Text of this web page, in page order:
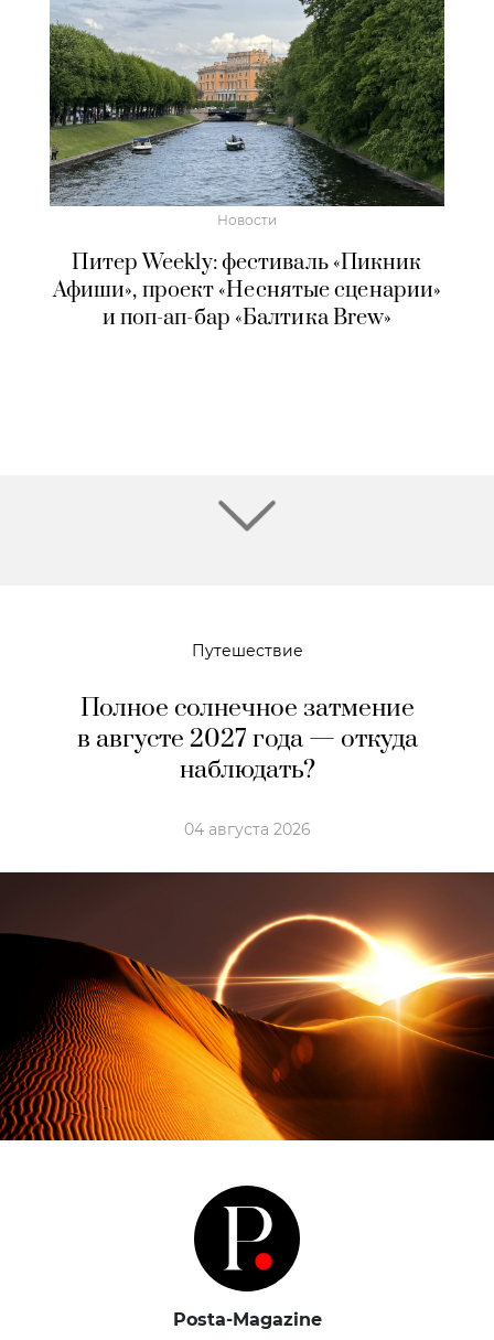
Новости
Питер Weekly: фестиваль «Пикник
Афиши», проект «Неснятые сценарии»
и поп-ап-бар «Балтика Brew»
Путешествие
Полное солнечное затмение
в августе 2027 года — откуда
наблюдать?
04 августа 2026
Posta-Magazine